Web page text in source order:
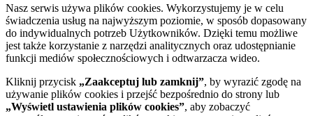
Nasz serwis używa plików cookies. Wykorzystujemy je w celu
świadczenia usług na najwyższym poziomie, w sposób dopasowany
do indywidualnych potrzeb Użytkowników. Dzięki temu możliwe
jest także korzystanie z narzędzi analitycznych oraz udostępnianie
funkcji mediów społecznościowych i odtwarzacza wideo.
Kliknij przycisk „Zaakceptuj lub zamknij”, by wyrazić zgodę na
używanie plików cookies i przejść bezpośrednio do strony lub
„Wyświetl ustawienia plików cookies”, aby zobaczyć